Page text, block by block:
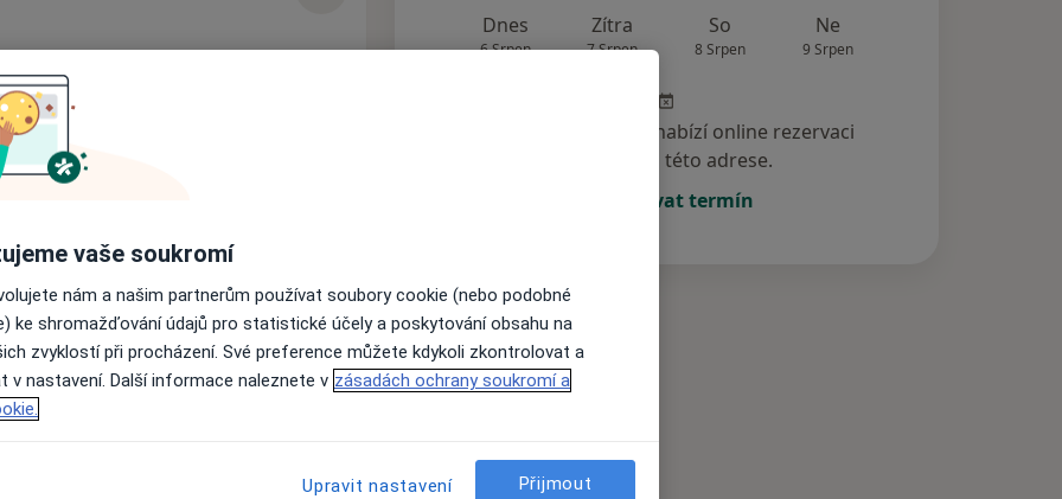
Rezervovat termín
Názory pacientů
nejsou k dispozici
informace o svých službách.
Dnes
6 Srpen
Zítra
7 Srpen
So
8 Srpen
Ne
9 Srpen
Tento specialista nenabízí online rezervaci
termínu na této adrese.
Rezervovat termín
vaše soukromí
nám a našim partnerům používat soubory cookie (nebo podobné
ke shromažďování údajů pro statistické účely a poskytování obsahu na
zvyklostí při procházení. Své preference můžete kdykoli zkontrolovat a
v nastavení. Další informace naleznete v zásadách ochrany soukromí a
Upravit nastavení Přijmout